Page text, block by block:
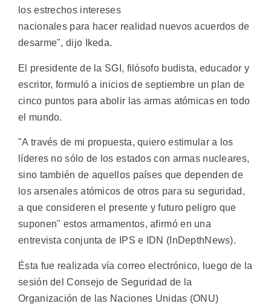
los estrechos intereses
nacionales para hacer realidad nuevos acuerdos de
desarme", dijo Ikeda.
El presidente de la SGI, filósofo budista, educador y
escritor, formuló a inicios de septiembre un plan de
cinco puntos para abolir las armas atómicas en todo
el mundo.
"A través de mi propuesta, quiero estimular a los
líderes no sólo de los estados con armas nucleares,
sino también de aquellos países que dependen de
los arsenales atómicos de otros para su seguridad,
a que consideren el presente y futuro peligro que
suponen" estos armamentos, afirmó en una
entrevista conjunta de IPS e IDN (InDepthNews).
Ésta fue realizada vía correo electrónico, luego de la
sesión del Consejo de Seguridad de la
Organización de las Naciones Unidas (ONU)